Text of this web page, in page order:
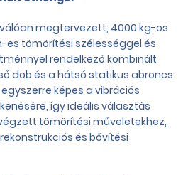
megtervezett, 4000 kg-os
es tömörítési szélességgel és
rendelkező kombinált
dob és a hátsó statikus abroncs
képes a vibrációs
így ideális választás
tömörítési műveletekhez,
és bővítési